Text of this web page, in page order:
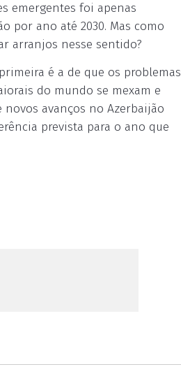
emergentes foi apenas
por ano até 2030. Mas como
arranjos nesse sentido?
é a de que os problemas
do mundo se mexam e
novos avanços no Azerbaijão
prevista para o ano que